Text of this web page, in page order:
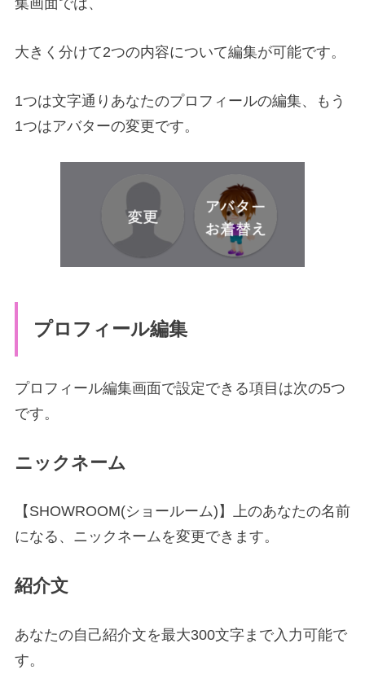
集画面では、
大きく分けて2つの内容について編集が可能です。
1つは文字通りあなたのプロフィールの編集、もう
1つはアバターの変更です。
プロフィール編集
プロフィール編集画面で設定できる項目は次の5つ
です。
ニックネーム
【SHOWROOM(ショールーム)】上のあなたの名前
になる、ニックネームを変更できます。
紹介文
あなたの自己紹介文を最大300文字まで入力可能で
す。